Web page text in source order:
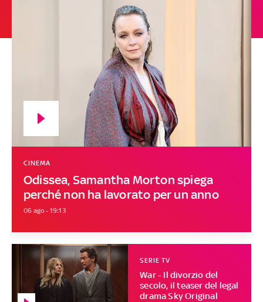
Odissea, Samantha Morton spiega
perché non ha lavorato per un anno
CINEMA
06 ago - 19:13
War - Il divorzio del
secolo, il teaser del legal
drama Sky Original
SERIE TV